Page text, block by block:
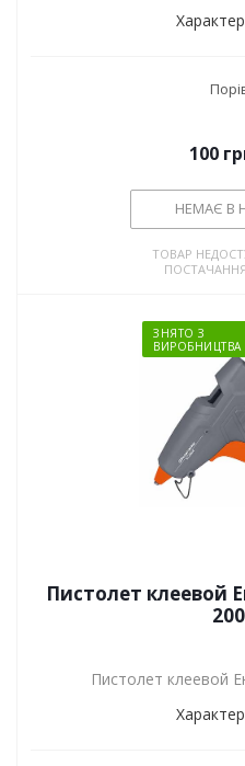
100
НЕМАЄ В
ТОВАР
ЗНЯТО З
ВИРОБНИЦТВА
Пистолет клеевой
Пистолет клеевой